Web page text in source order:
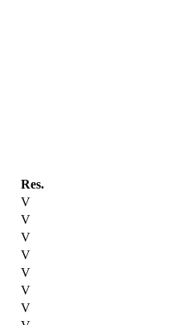
Res.
V
V
V
V
V
V
V